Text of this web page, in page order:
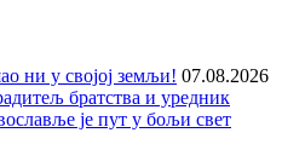
ни у својој земљи! 07.08.2026
братства и уредник
је пут у бољи свет